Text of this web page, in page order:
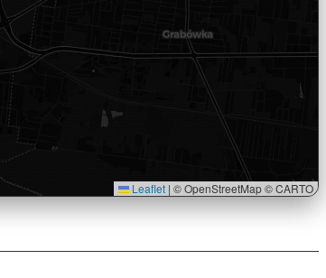
Leaflet | © OpenStreetMap © CARTO